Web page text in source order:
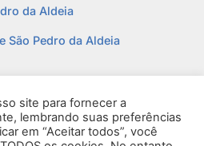
da Aldeia
São Pedro da Aldeia
site para fornecer a
lembrando suas preferências
em “Aceitar todos”, você